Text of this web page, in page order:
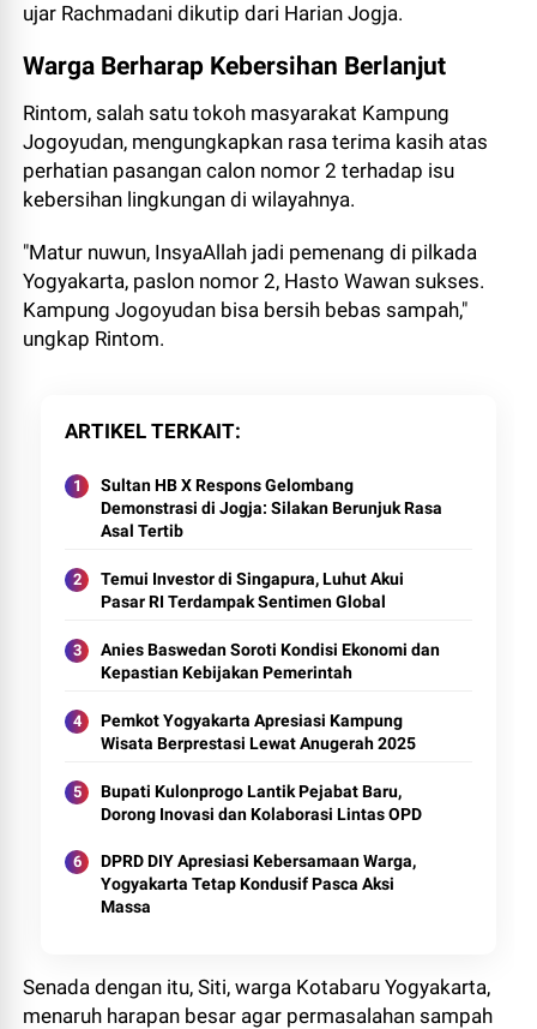
ujar Rachmadani dikutip dari Harian Jogja.
Warga Berharap Kebersihan Berlanjut
Rintom, salah satu tokoh masyarakat Kampung
Jogoyudan, mengungkapkan rasa terima kasih atas
perhatian pasangan calon nomor 2 terhadap isu
kebersihan lingkungan di wilayahnya.
"Matur nuwun, InsyaAllah jadi pemenang di pilkada
Yogyakarta, paslon nomor 2, Hasto Wawan sukses.
Kampung Jogoyudan bisa bersih bebas sampah,"
ungkap Rintom.
ARTIKEL TERKAIT
Sultan HB X Respons Gelombang
Demonstrasi di Jogja: Silakan Berunjuk Rasa
Asal Tertib
Temui Investor di Singapura, Luhut Akui
Pasar RI Terdampak Sentimen Global
Anies Baswedan Soroti Kondisi Ekonomi dan
Kepastian Kebijakan Pemerintah
Pemkot Yogyakarta Apresiasi Kampung
Wisata Berprestasi Lewat Anugerah 2025
Bupati Kulonprogo Lantik Pejabat Baru,
Dorong Inovasi dan Kolaborasi Lintas OPD
DPRD DIY Apresiasi Kebersamaan Warga,
Yogyakarta Tetap Kondusif Pasca Aksi
Massa
Senada dengan itu, Siti, warga Kotabaru Yogyakarta,
menaruh harapan besar agar permasalahan sampah